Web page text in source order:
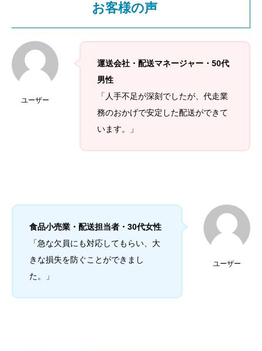
お客様の声
ユーザー
運送会社・配送マネージャー・50代
男性
「人手不足が深刻でしたが、代走業
務のおかげで安定した配送ができて
います。」
ユーザー
食品小売業・配送担当者・30代女性
「急な欠員にも対応してもらい、大
きな損失を防ぐことができまし
た。」